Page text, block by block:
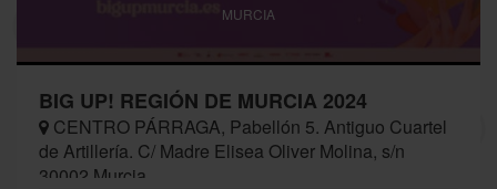
MURCIA
BIG UP! REGIÓN DE MURCIA 2024
CENTRO PÁRRAGA, Pabellón 5. Antiguo Cuartel
de Artillería. C/ Madre Elisea Oliver Molina, s/n
30002 Murcia